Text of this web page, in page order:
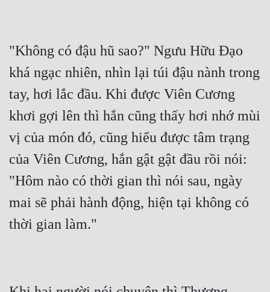
"Không có đậu hũ sao?" Ngưu Hữu Đạo
khá ngạc nhiên, nhìn lại túi đậu nành trong
tay, hơi lắc đầu. Khi được Viên Cương
khơi gợi lên thì hắn cũng thấy hơi nhớ mùi
vị của món đó, cũng hiểu được tâm trạng
của Viên Cương, hắn gật gật đầu rồi nói:
"Hôm nào có thời gian thì nói sau, ngày
mai sẽ phải hành động, hiện tại không có